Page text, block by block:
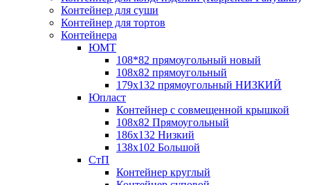
Контейнер для суши
Контейнер для тортов
Контейнера
ЮМТ
108*82 прямоугольный новый
108х82 прямоугольный
179х132 прямоугольный НИЗКИЙ
Юпласт
Контейнер с совмещенной крышкой
108х82 Прямоугольный
186х132 Низкий
138х102 Большой
СтП
Контейнер круглый